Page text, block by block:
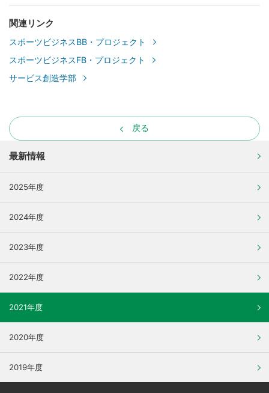
関連リンク
スポーツビジネスBB・プロジェクト
スポーツビジネスFB・プロジェクト
サービス創造学部
戻る
最新情報
2025年度
2024年度
2023年度
2022年度
2021年度
2020年度
2019年度